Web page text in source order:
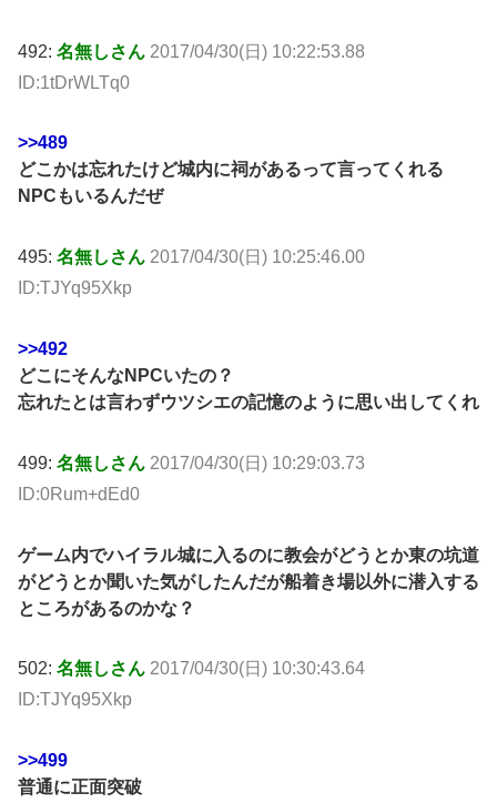
492: 名無しさん 2017/04/30(日) 10:22:53.88
ID:1tDrWLTq0
>>489
どこかは忘れたけど城内に祠があるって言ってくれる
NPCもいるんだぜ
495: 名無しさん 2017/04/30(日) 10:25:46.00
ID:TJYq95Xkp
>>492
どこにそんなNPCいたの？
忘れたとは言わずウツシエの記憶のように思い出してくれ
499: 名無しさん 2017/04/30(日) 10:29:03.73
ID:0Rum+dEd0
ゲーム内でハイラル城に入るのに教会がどうとか東の坑道
がどうとか聞いた気がしたんだが船着き場以外に潜入する
ところがあるのかな？
502: 名無しさん 2017/04/30(日) 10:30:43.64
ID:TJYq95Xkp
>>499
普通に正面突破